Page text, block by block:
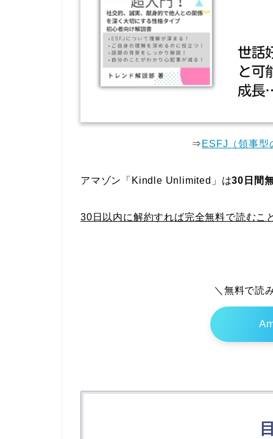
⇒ ESFJ（領事
アマゾン「Kindle Unlimited」は30日間
30日以内に解約すれば完全無料で読むこ
＼無料で読